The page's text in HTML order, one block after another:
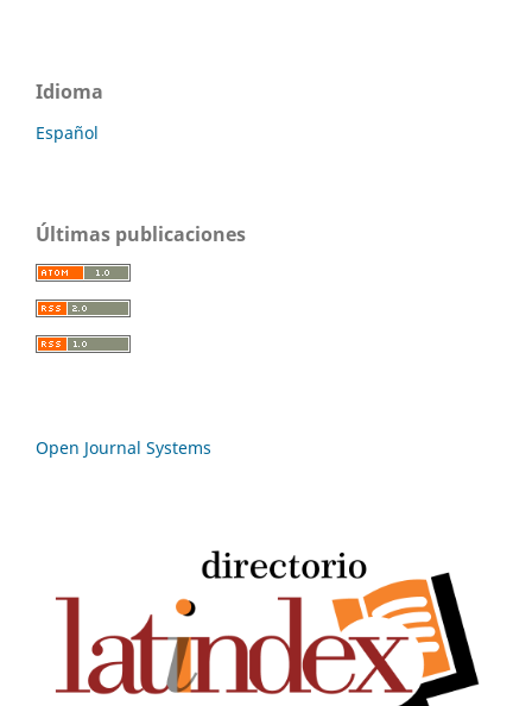
Idioma
Español
Últimas publicaciones
Open Journal Systems